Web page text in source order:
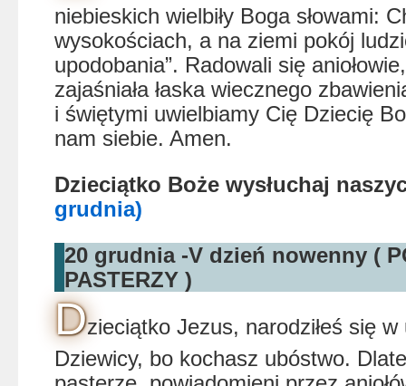
niebieskich wielbiły Boga słowami:
wysokościach, a na ziemi pokój
upodobania”. Radowali się
zajaśniała łaska wiecznego
i świętymi uwielbiamy Cię Dziecię
nam siebie. Amen.
Dzieciątko Boże wysłuchaj
grudnia)
20 grudnia -V dzień nowenny (
PASTERZY )
Dzieciątko Jezus, narodziłeś się
Dziewicy, bo kochasz ubóstwo.